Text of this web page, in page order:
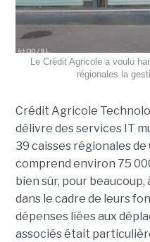
Le Crédit Agricole a voulu
régionales la
Crédit Agricole
délivre des services IT
39 caisses régionales
comprend environ 75
bien sûr, pour
dans le cadre de leurs
dépenses liées aux
associés était